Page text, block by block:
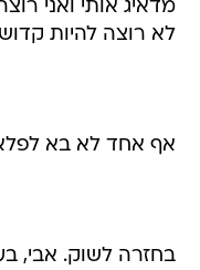
מדאיג אותי ואני
לא רוצה להיות
אף אחד לא בא
בחזרה לשוק. אבי,